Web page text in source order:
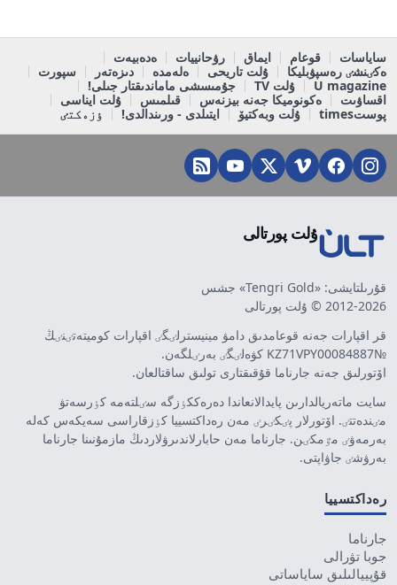
ساياسات قوعام ايماق رۋحانييات
ەدەبيەت
ەكٸنشٸ رەسپۋبليكا
ۇلت تاريحى ەلەمدە دىزەتەر
سپورت
U magazine
ۇلت TV
جۇمىسشى ماماندىقتار جىلى!
اقساۋىت
ەكونوميكا جەنە بيزنەس قىلمىس
ۇلت ايناسى
پوستtimes
ۇلت وبەكتيۆ ايتىلدى - ورىندالدى! ٶزەكتٸ
ۇلت پورتالى
قۇرىلتايشى: «Tengri Gold» جشس
2012-2026 © ۇلت پورتالى
قر اقپارات جەنە قوعامدىق دامۋ مينيسترلٸگٸ اقپارات كوميتەتٸنٸڭ
№KZ71VPY00084887 كۋەلٸگٸ بەرٸلگەن.
اۆتورلىق جەنە جارناما قۇقىقتارى تولىق ساقتالعان.
سايت ماتەريالدارىن پايدالانعاندا دەرەككٶزگە سٸلتەمە كٶرسەتۋ
مٸندەتتٸ. اۆتورلار پٸكٸرٸ مەن رەداكتسييا كٶزقاراسى سەيكەس كەلە
بەرمەۋٸ مٷمكٸن. جارناما مەن حابارلاندىرۋلاردىڭ مازمۇنىنا جارناما
بەرۋشٸ جاۋاپتى.
رەداكتسييا
جارناما
جوبا تۋرالى
قۇپييالىلىق ساياساتى